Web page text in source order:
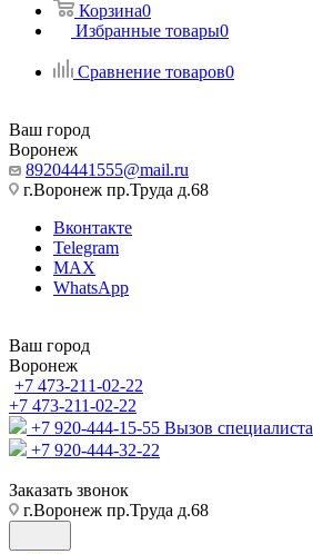
Корзина0
Избранные товары0
Сравнение товаров0
Ваш город
Воронеж
89204441555@mail.ru
г.Воронеж пр.Труда д.68
Вконтакте
Telegram
MAX
WhatsApp
Ваш город
Воронеж
+7 473-211-02-22
+7 473-211-02-22
+7 920-444-15-55 Вызов специалиста
+7 920-444-32-22
Заказать звонок
г.Воронеж пр.Труда д.68